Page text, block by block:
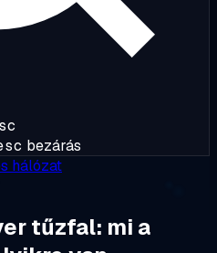
bezárás
hálózat
tűzfal: mi a